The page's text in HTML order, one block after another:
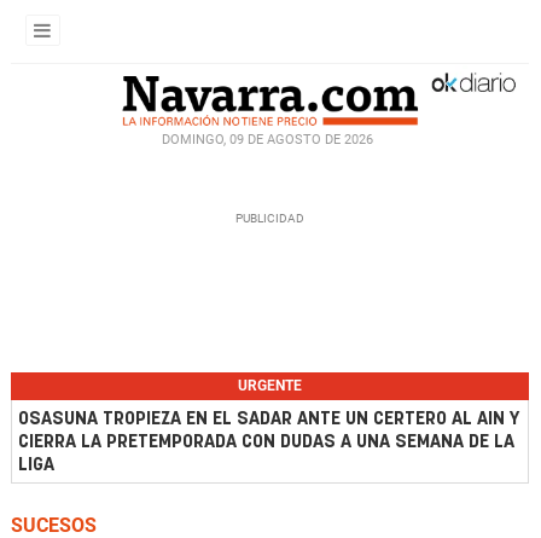
DOMINGO, 09 DE AGOSTO DE 2026
URGENTE
OSASUNA TROPIEZA EN EL SADAR ANTE UN CERTERO AL AIN Y
CIERRA LA PRETEMPORADA CON DUDAS A UNA SEMANA DE LA
LIGA
SUCESOS